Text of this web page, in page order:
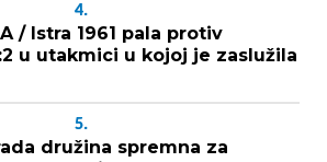
4.
/ Istra 1961 pala protiv
u utakmici u kojoj je zaslužila
5.
družina spremna za